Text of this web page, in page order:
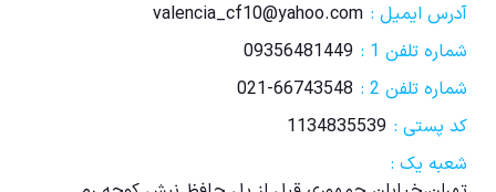
آدرس ایمیل : valencia_cf10@yahoo.com
شماره تلفن 1 :
09356481449
شماره تلفن 2 :
021-66743548
کد پستی : 1134835539
شعبه یک :